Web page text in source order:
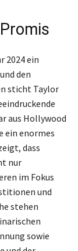
2024 ein
den
sticht Taylor
aus Hollywood
ein enormes
dass
nur
im Fokus
und
stehen
sowie